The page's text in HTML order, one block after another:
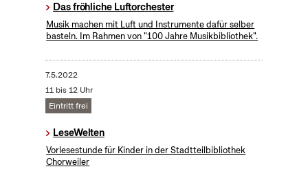
Das fröhliche Luftorchester
Musik machen mit Luft und Instrumente dafür selber
basteln. Im Rahmen von "100 Jahre Musikbibliothek".
7.5.2022
11 bis 12 Uhr
Eintritt frei
LeseWelten
Vorlesestunde für Kinder in der Stadtteilbibliothek
Chorweiler